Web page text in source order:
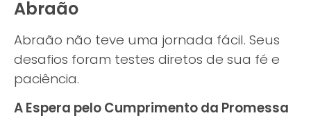
Abraão
Abraão não teve uma jornada fácil. Seus
desafios foram testes diretos de sua fé e
paciência.
A Espera pelo Cumprimento da Promessa